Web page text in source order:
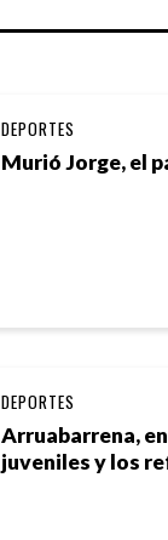
Murió Jorge, el
DEPORTES
Arruabarrena,
juveniles y los
DEPORTES